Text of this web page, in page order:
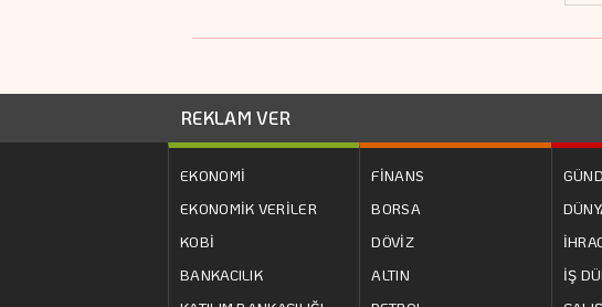
REKLAM VER
EKONOMİ
EKONOMİK VERİLER
KOBİ
BANKACILIK
FİNANS
BORSA
DÖVİZ
ALTIN
İŞ